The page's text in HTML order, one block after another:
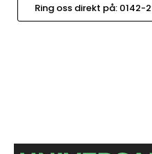
Ring oss direkt på: 0142-